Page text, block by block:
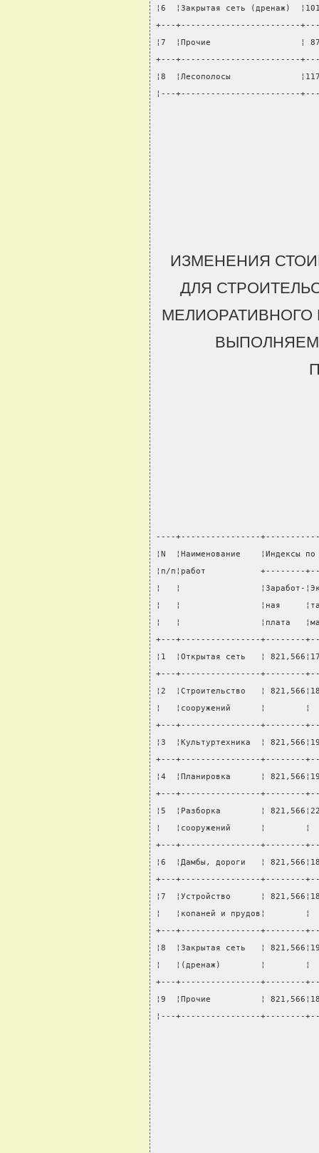
¦6  ¦Закрытая сеть (дренаж)
+---+------------------------
¦7  ¦Прочие                  ¦
+---+------------------------
¦8  ¦Лесополосы
¦---+------------------------
ИЗМЕНЕНИЯ
ДЛЯ
МЕЛИОРАТИВНОГО
----+----------------
¦N  ¦Наименование
¦п/п¦работ           +--------
¦   ¦                ¦Заработ-
¦   ¦                ¦ная
¦   ¦                ¦плата
+---+----------------+--------
¦1  ¦Открытая сеть   ¦
+---+----------------+--------
¦2  ¦Строительство   ¦
¦   ¦сооружений      ¦
+---+----------------+--------
¦3  ¦Культуртехника  ¦
+---+----------------+--------
¦4  ¦Планировка      ¦
+---+----------------+--------
¦5  ¦Разборка        ¦
¦   ¦сооружений      ¦
+---+----------------+--------
¦6  ¦Дамбы, дороги   ¦
+---+----------------+--------
¦7  ¦Устройство      ¦
¦   ¦копаней и прудов¦
+---+----------------+--------
¦8  ¦Закрытая сеть   ¦
¦   ¦(дренаж)        ¦
+---+----------------+--------
¦9  ¦Прочие          ¦
¦---+----------------+--------